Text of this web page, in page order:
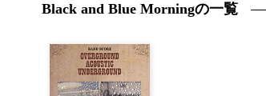
Black and Blue Morningの一覧